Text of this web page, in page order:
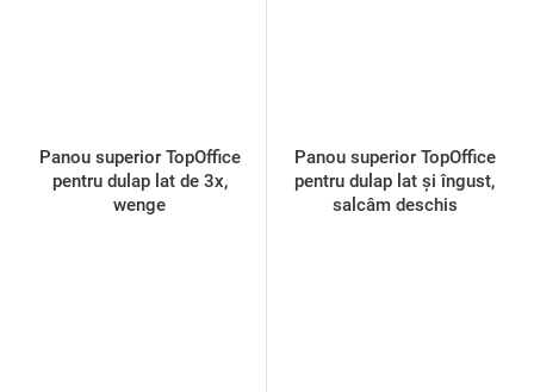
Panou superior TopOffice
pentru dulap lat de 3x,
wenge
Panou superior TopOffice
pentru dulap lat și îngust,
salcâm deschis